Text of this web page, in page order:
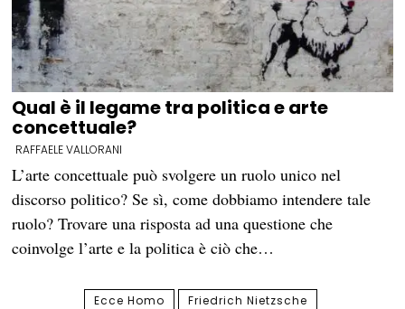
Qual è il legame tra politica e arte
concettuale?
RAFFAELE VALLORANI
L’arte concettuale può svolgere un ruolo unico nel
discorso politico? Se sì, come dobbiamo intendere tale
ruolo? Trovare una risposta ad una questione che
coinvolge l’arte e la politica è ciò che…
Ecce Homo
Friedrich Nietzsche